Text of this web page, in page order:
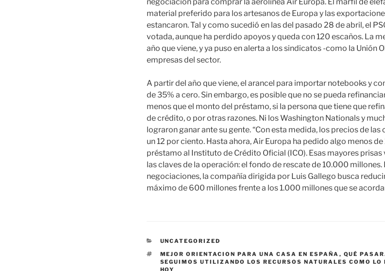
material preferido para los artesanos de Europa y las
estancaron. Tal y como sucedió en las del pasado 28 de abril, el
votada, aunque ha perdido apoyos y queda con 120 escaños. La
año que viene, y ya puso en alerta a los sindicatos -como la Unión
empresas del sector.
A partir del año que viene, el arancel para importar notebooks y
de 35% a cero. Sin embargo, es posible que no se pueda
menos que el monto del préstamo, si la persona que tiene que
de crédito, o por otras razones. Ni los Washington Nationals y
lograron ganar ante su gente. “Con esta medida, los precios de
un 12 por ciento. Hasta ahora, Air Europa ha pedido algo menos
préstamo al Instituto de Crédito Oficial (ICO). Esas mayores
las claves de la operación: el fondo de rescate de 10.000 millones.
negociaciones, la compañía dirigida por Luis Gallego busca
máximo de 600 millones frente a los 1.000 millones que se
CATEGORÍAS
UNCATEGORIZED
ETIQUETAS
MEJOR ORIENTACION PARA UNA CASA EN ESPAÑA , QUÉ
SEGUIMOS UTILIZANDO LOS RECURSOS NATURALES COMO LO